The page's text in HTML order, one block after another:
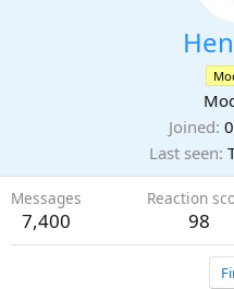
Joined
Last seen
Messages
7,400
Reaction
98